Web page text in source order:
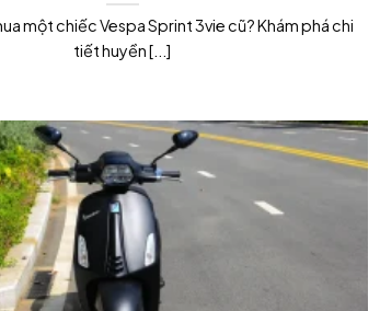
một chiếc Vespa Sprint 3vie cũ? Khám phá chi
tiết huyền [...]